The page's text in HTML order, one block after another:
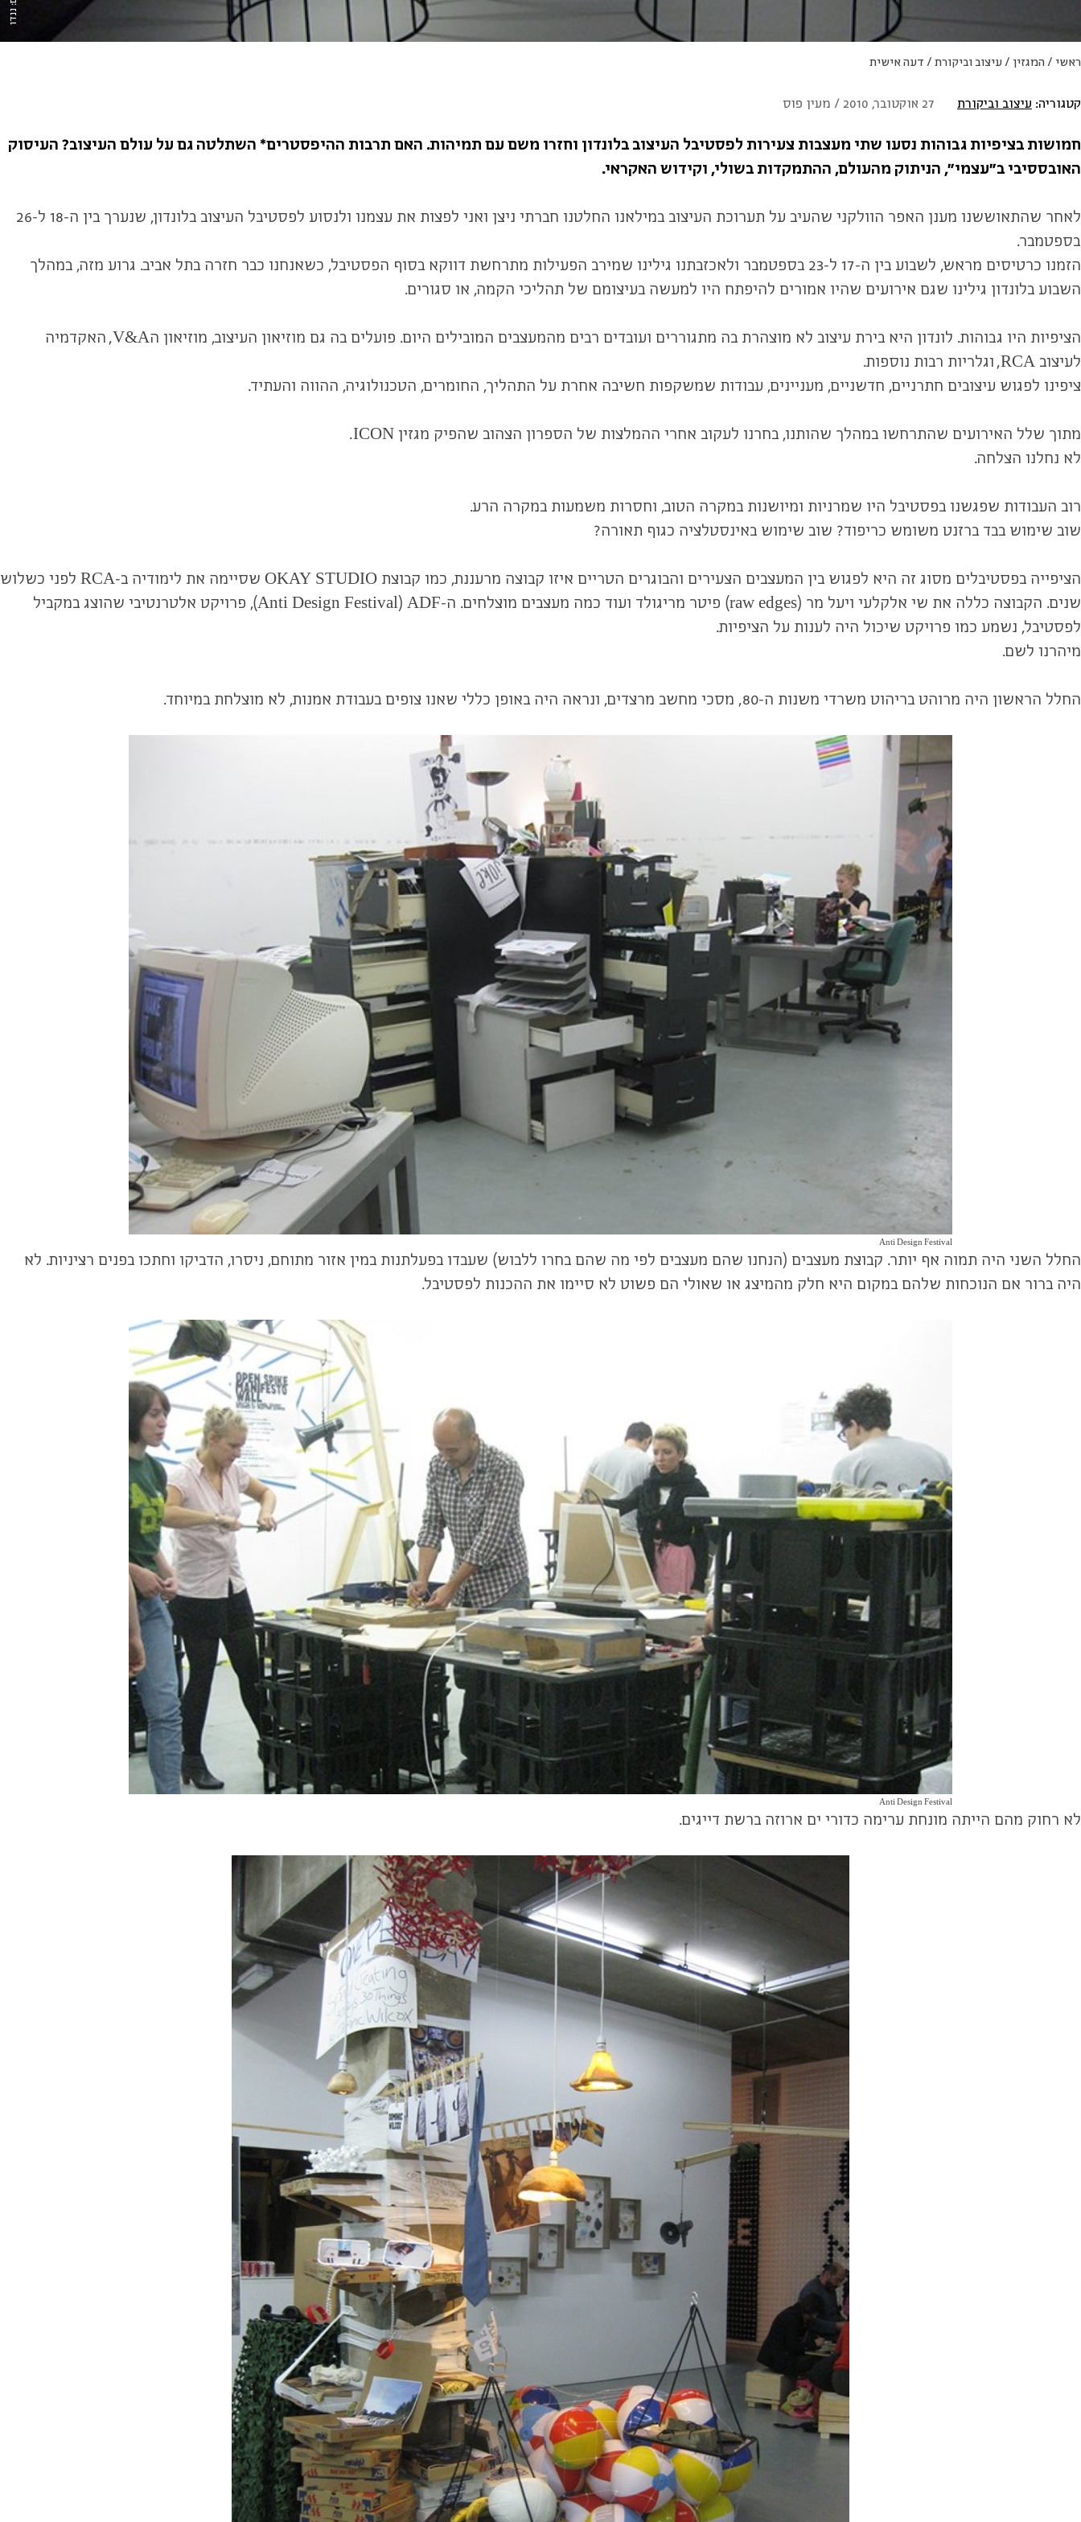
ראשי /המגזין /עיצוב וביקורת / דעה אישית
קטגוריה: עיצוב וביקורת 27 אוקטובר, 2010 / מעין פוס
חמושות בציפיות גבוהות נסעו שתי מעצבות צעירות לפסטיבל העיצוב בלונדון וחזרו משם עם תמיהות. האם תרבות ההיפסטרים* השתלטה גם על עולם העיצוב? העיסוק
האובססיבי ב"עצמי", הניתוק מהעולם, ההתמקדות בשולי, וקידוש האקראי.
לאחר שהתאוששנו מענן האפר הוולקני שהעיב על תערוכת העיצוב במילאנו החלטנו חברתי ניצן ואני לפצות את עצמנו ולנסוע לפסטיבל העיצוב בלונדון, שנערך בין ה-18 ל-26
בספטמבר.
הזמנו כרטיסים מראש, לשבוע בין ה-17 ל-23 בספטמבר ולאכזבתנו גילינו שמירב הפעילות מתרחשת דווקא בסוף הפסטיבל, כשאנחנו כבר חזרה בתל אביב. גרוע מזה, במהלך
השבוע בלונדון גילינו שגם אירועים שהיו אמורים להיפתח היו למעשה בעיצומם של תהליכי הקמה, או סגורים.
הציפיות היו גבוהות. לונדון היא בירת עיצוב לא מוצהרת בה מתגוררים ועובדים רבים מהמעצבים המובילים היום. פועלים בה גם מוזיאון העיצוב, מוזיאון הV&A, האקדמיה
לעיצוב RCA, וגלריות רבות נוספות.
ציפינו לפגוש עיצובים חתרניים, חדשניים, מעניינים, עבודות שמשקפות חשיבה אחרת על התהליך, החומרים, הטכנולוגיה, ההווה והעתיד.
מתוך שלל האירועים שהתרחשו במהלך שהותנו, בחרנו לעקוב אחרי ההמלצות של הספרון הצהוב שהפיק מגזין ICON.
לא נחלנו הצלחה.
רוב העבודות שפגשנו בפסטיבל היו שמרניות ומיושנות במקרה הטוב, וחסרות משמעות במקרה הרע.
שוב שימוש בבד ברזנט משומש כריפוד? שוב שימוש באינסטלציה כגוף תאורה?
הציפייה בפסטיבלים מסוג זה היא לפגוש בין המעצבים הצעירים והבוגרים הטריים איזו קבוצה מרעננת, כמו קבוצת OKAY STUDIO שסיימה את לימודיה ב-RCA לפני כשלוש
שנים. הקבוצה כללה את שי אלקלעי ויעל מר (raw edges) פיטר מריגולד ועוד כמה מעצבים מוצלחים. ה-Anti Design Festival) ADF), פרויקט אלטרנטיבי שהוצג במקביל
לפסטיבל, נשמע כמו פרויקט שיכול היה לענות על הציפיות.
מיהרנו לשם.
החלל הראשון היה מרוהט בריהוט משרדי משנות ה-80, מסכי מחשב מרצדים, ונראה היה באופן כללי שאנו צופים בעבודת אמנות, לא מוצלחת במיוחד.
Anti Design Festival
החלל השני היה תמוה אף יותר. קבוצת מעצבים (הנחנו שהם מעצבים לפי מה שהם בחרו ללבוש) שעבדו בפעלתנות במין אזור מתוחם, ניסרו, הדביקו וחתכו בפנים רציניות. לא
היה ברור אם הנוכחות שלהם במקום היא חלק מהמיצג או שאולי הם פשוט לא סיימו את ההכנות לפסטיבל.
Anti Design Festival
לא רחוק מהם הייתה מונחת ערימה כדורי ים ארוזה ברשת דייגים.